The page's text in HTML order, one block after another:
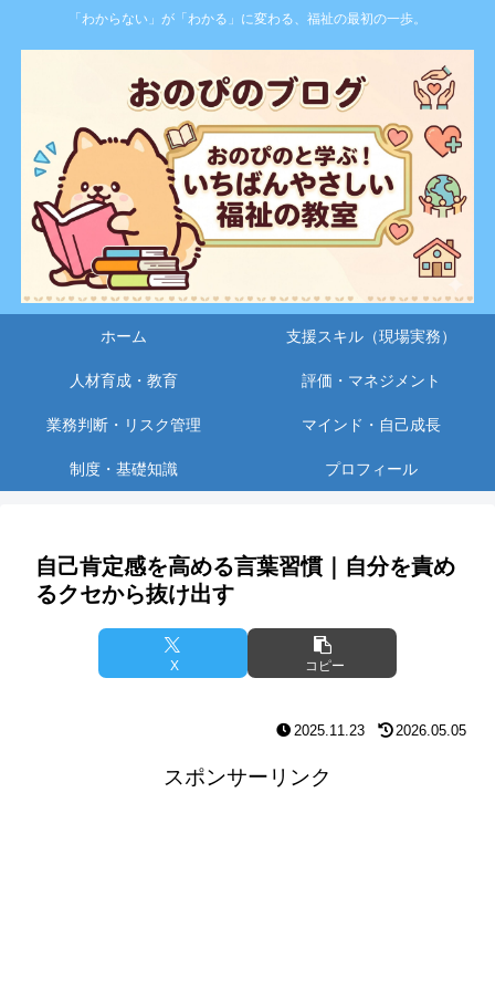
「わからない」が「わかる」に変わる、福祉の最初の一歩。
ホーム 支援スキル（現場実務）
人材育成・教育 評価・マネジメント
業務判断・リスク管理 マインド・自己成長
制度・基礎知識 プロフィール
自己肯定感を高める言葉習慣｜自分を責め
るクセから抜け出す
X コピー
2025.11.23 2026.05.05
スポンサーリンク